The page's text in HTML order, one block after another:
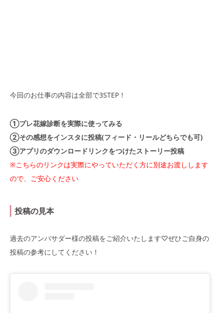
今回のお仕事の内容は全部で3STEP！
①プレ花嫁診断を実際に使ってみる
②その感想をインスタに投稿(フィード・リールどちらでも可)
③アプリのダウンロードリンクをつけたストーリー投稿
※こちらのリンクは実際にやっていただく方に別途お渡しします
ので、ご安心ください
投稿の見本
過去のアンバサダー様の投稿をご紹介いたします♡ぜひご自身の
投稿の参考にしてください！